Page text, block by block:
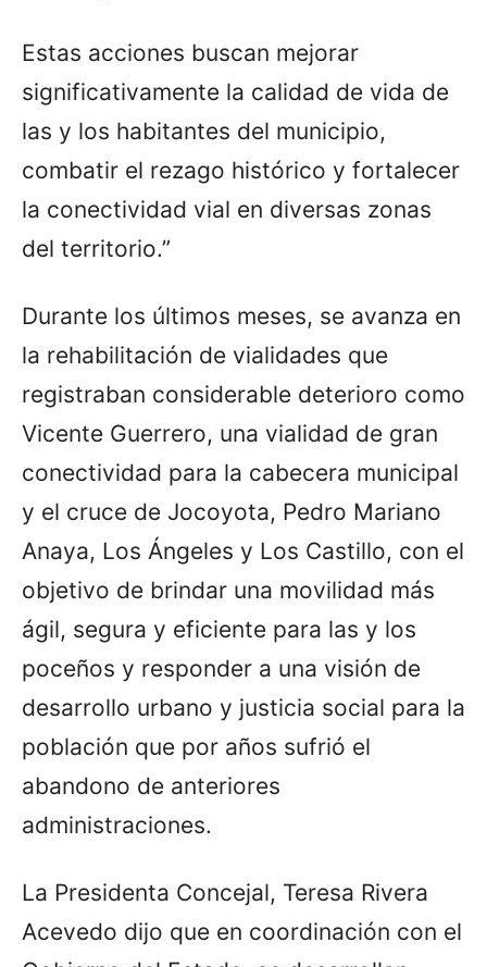
Estas acciones buscan mejorar
significativamente la calidad de vida de
las y los habitantes del municipio,
combatir el rezago histórico y fortalecer
la conectividad vial en diversas zonas
del territorio.”
Durante los últimos meses, se avanza en
la rehabilitación de vialidades que
registraban considerable deterioro como
Vicente Guerrero, una vialidad de gran
conectividad para la cabecera municipal
y el cruce de Jocoyota, Pedro Mariano
Anaya, Los Ángeles y Los Castillo, con el
objetivo de brindar una movilidad más
ágil, segura y eficiente para las y los
poceños y responder a una visión de
desarrollo urbano y justicia social para la
población que por años sufrió el
abandono de anteriores
administraciones.
La Presidenta Concejal, Teresa Rivera
Acevedo dijo que en coordinación con el